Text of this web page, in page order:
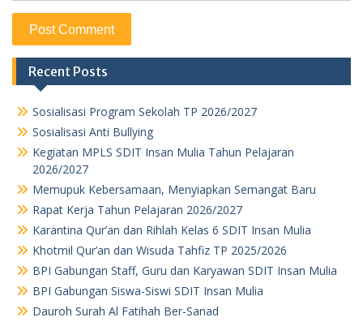
Recent Posts
Sosialisasi Program Sekolah TP 2026/2027
Sosialisasi Anti Bullying
Kegiatan MPLS SDIT Insan Mulia Tahun Pelajaran
2026/2027
Memupuk Kebersamaan, Menyiapkan Semangat Baru
Rapat Kerja Tahun Pelajaran 2026/2027
Karantina Qur’an dan Rihlah Kelas 6 SDIT Insan Mulia
Khotmil Qur’an dan Wisuda Tahfiz TP 2025/2026
BPI Gabungan Staff, Guru dan Karyawan SDIT Insan Mulia
BPI Gabungan Siswa-Siswi SDIT Insan Mulia
Dauroh Surah Al Fatihah Ber-Sanad